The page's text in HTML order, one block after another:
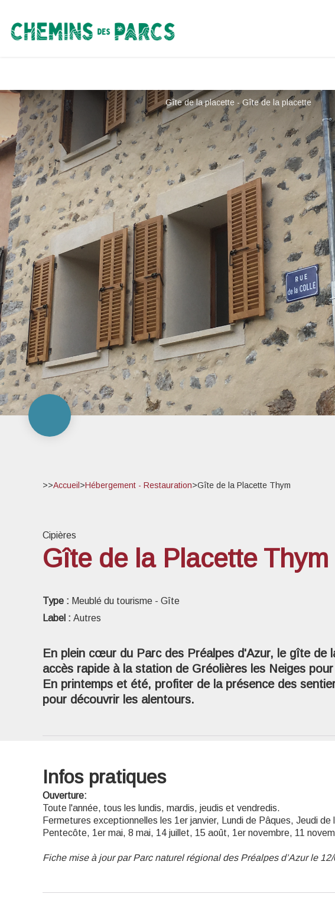
Chemins des Parcs
Gîte de la placette - Gîte de la placette
>>Accueil >Hébergement - Restauration>Gîte de la Placette Thym
Cipières
Gîte de la Placette Thym
Type : Meublé du tourisme - Gîte
Label : Autres
En plein cœur du Parc des Préalpes d'Azur, le gîte de
accès rapide à la station de Gréolières les Neiges
En printemps et été, profiter de la présence des
pour découvrir les alentours.
Infos pratiques
Ouverture:
Toute l'année, tous les lundis, mardis, jeudis et vendredis.
Fermetures exceptionnelles les 1er janvier, Lundi de Pâques, Jeudi de
Pentecôte, 1er mai, 8 mai, 14 juillet, 15 août, 1er novembre, 11
Fiche mise à jour par Parc naturel régional des Préalpes d’Azur le